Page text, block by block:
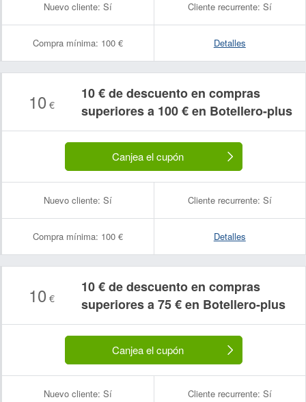
Nuevo cliente: Sí Cliente recurrente: Sí
Compra mínima: 100 € Detalles
10 €
10 € de descuento en compras
superiores a 100 € en Botellero-plus
Canjea el cupón
Nuevo cliente: Sí Cliente recurrente: Sí
Compra mínima: 100 € Detalles
10 €
10 € de descuento en compras
superiores a 75 € en Botellero-plus
Canjea el cupón
Nuevo cliente: Sí Cliente recurrente: Sí